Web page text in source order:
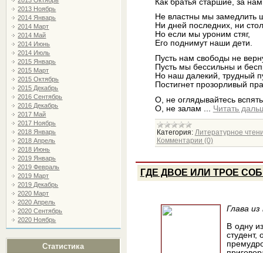
2013 Ноябрь
2014 Январь
2014 Март
2014 Май
2014 Июнь
2014 Июль
2015 Январь
2015 Март
2015 Октябрь
2015 Декабрь
2016 Сентябрь
2016 Декабрь
2017 Май
2017 Ноябрь
2018 Январь
2018 Апрель
2018 Июнь
2019 Январь
2019 Февраль
2019 Март
2019 Декабрь
2020 Март
2020 Апрель
2020 Сентябрь
2020 Ноябрь
Статистика
Как братья старшие, за
Не властны мы замедлить
Ни дней последних, ни
Но если мы уроним стяг,
Его поднимут наши дети.
Пусть нам свободы не
Пусть мы бессильны и
Но наш далекий, трудный
Постигнет прозорливый
О, не оглядывайтесь
О, не залам
Читать
Категория: Литературное
Комментарии (0)
ГДЕ ДВОЕ ИЛИ ТРОЕ
Глава
В одну
студент,